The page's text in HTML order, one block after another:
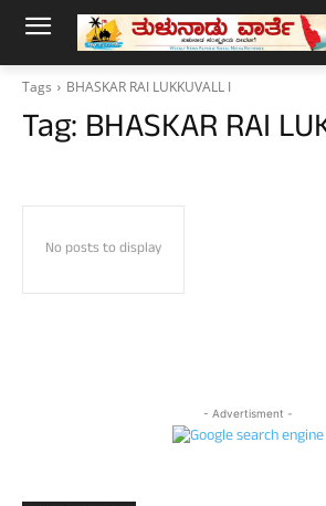
Tags BHASKAR RAI LUKKUVALL I
Tag: BHASKAR RAI
No posts to display
- Advertisment -